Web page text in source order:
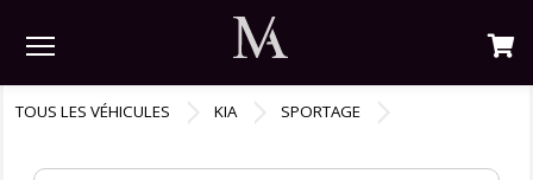
TOUS LES VÉHICULES KIA SPORTAGE